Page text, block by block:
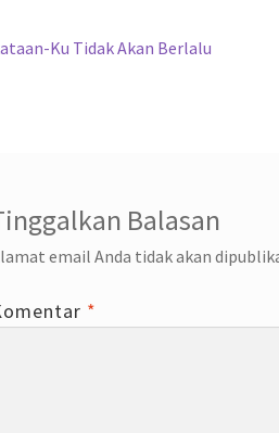
p
Ku Tidak Akan Berlalu
Balasan
email Anda tidak akan
*